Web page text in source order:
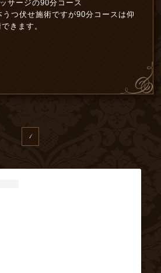
サージの90分コース
つ伏せ施術ですが90分コースは仰
きます。
1